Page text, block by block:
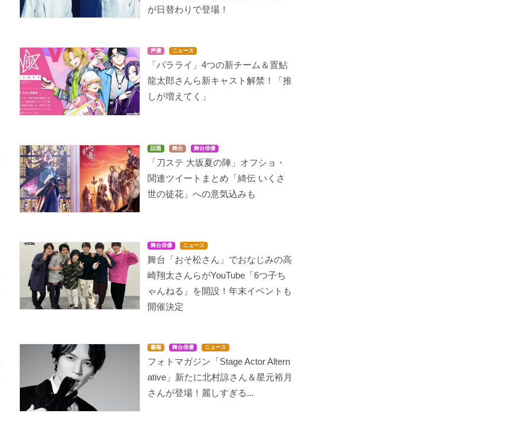
が日替わりで登場！
声優 ニュース
「パラライ」4つの新チーム＆置鮎
龍太郎さんら新キャスト解禁！「推
しが増えてく」
話題 舞台 舞台俳優
「刀ステ 大坂夏の陣」オフショ・
関連ツイートまとめ「綺伝 いくさ
世の徒花」への意気込みも
舞台俳優 ニュース
舞台「おそ松さん」でおなじみの高
崎翔太さんらがYouTube「6つ子ち
ゃんねる」を開設！年末イベントも
開催決定
書籍 舞台俳優 ニュース
フォトマガジン「Stage Actor Altern
ative」新たに北村諒さん＆星元裕月
さんが登場！麗しすぎる...